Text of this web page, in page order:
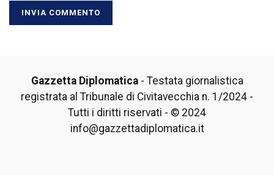
Gazzetta Diplomatica- Testata giornalistica
registrata al Tribunale di Civitavecchia n. 1/2024 -
Tutti i diritti riservati - © 2024
info@gazzettadiplomatica.it